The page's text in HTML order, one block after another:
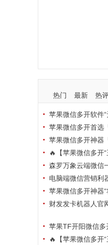
热门 最新 热
苹果微信多开软件
测：TF正式码+7天
码商城正品保障
苹果微信多开首选
TF正式码+斗战神
准拍拍卡激活码商城
苹果微信多开神器
战神8073包+7天退
活码商城
🔥【苹果微信多开
端地狱火」—— TF
3包，7天退换，安全
手可及！
森罗万象云端微信
家源码·安全防封·月
授权，7天无理由退
电脑端微信营销利
手”深度评测：7大模
卡种授权灵活选
苹果微信多开神器
析：8073版本包
财发发卡机器人官
换苹果TF开阳微信多
凡尔赛8069包功能
🔥【苹果微信多开